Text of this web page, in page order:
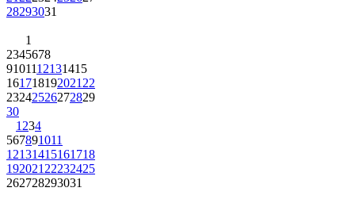
28293031
1
2345678
9101112131415
161718192021 22
23242526272829
30
1 234
567891011
12131415161718
192021 22232425
262728293031